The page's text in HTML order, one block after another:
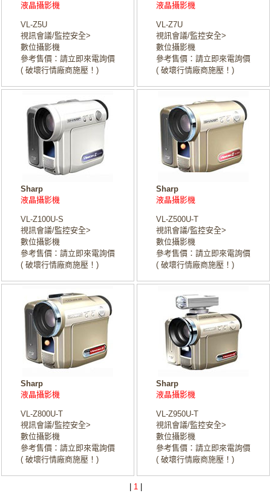
液晶攝影機
VL-Z5U
視訊會議/監控安全>
數位攝影機
參考售價：請立即來電詢價
( 破壞行情廠商施壓！)
液晶攝影機
VL-Z7U
視訊會議/監控安全>
數位攝影機
參考售價：請立即來電詢價
( 破壞行情廠商施壓！)
Sharp
液晶攝影機
VL-Z100U-S
視訊會議/監控安全>
數位攝影機
參考售價：請立即來電詢價
( 破壞行情廠商施壓！)
Sharp
液晶攝影機
VL-Z500U-T
視訊會議/監控安全>
數位攝影機
參考售價：請立即來電詢價
( 破壞行情廠商施壓！)
Sharp
液晶攝影機
VL-Z800U-T
視訊會議/監控安全>
數位攝影機
參考售價：請立即來電詢價
( 破壞行情廠商施壓！)
Sharp
液晶攝影機
VL-Z950U-T
視訊會議/監控安全>
數位攝影機
參考售價：請立即來電詢價
( 破壞行情廠商施壓！)
1|